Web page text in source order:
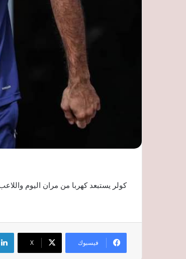
كولر يستبعد كهربا من مران اليوم
فيسبوك ‫X